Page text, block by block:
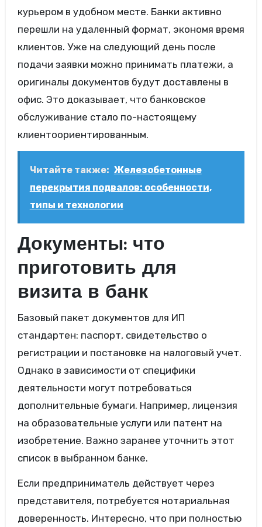
курьером в удобном месте. Банки активно
перешли на удаленный формат, экономя время
клиентов. Уже на следующий день после
подачи заявки можно принимать платежи, а
оригиналы документов будут доставлены в
офис. Это доказывает, что банковское
обслуживание стало по-настоящему
клиентоориентированным.
Читайте также: Железобетонные
перекрытия подвалов: особенности,
типы и технологии
Документы: что
приготовить для
визита в банк
Базовый пакет документов для ИП
стандартен: паспорт, свидетельство о
регистрации и постановке на налоговый учет.
Однако в зависимости от специфики
деятельности могут потребоваться
дополнительные бумаги. Например, лицензия
на образовательные услуги или патент на
изобретение. Важно заранее уточнить этот
список в выбранном банке.
Если предприниматель действует через
представителя, потребуется нотариальная
доверенность. Интересно, что при полностью